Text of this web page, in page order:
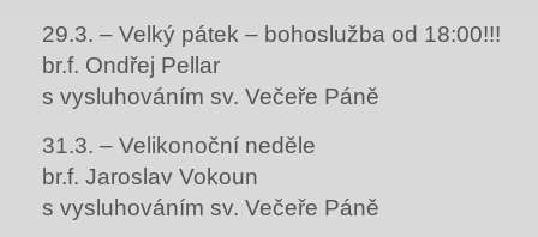
29.3. – Velký pátek – bohoslužba od 18:00!!!
br.f. Ondřej Pellar
s vysluhováním sv. Večeře Páně
31.3. – Velikonoční neděle
br.f. Jaroslav Vokoun
s vysluhováním sv. Večeře Páně